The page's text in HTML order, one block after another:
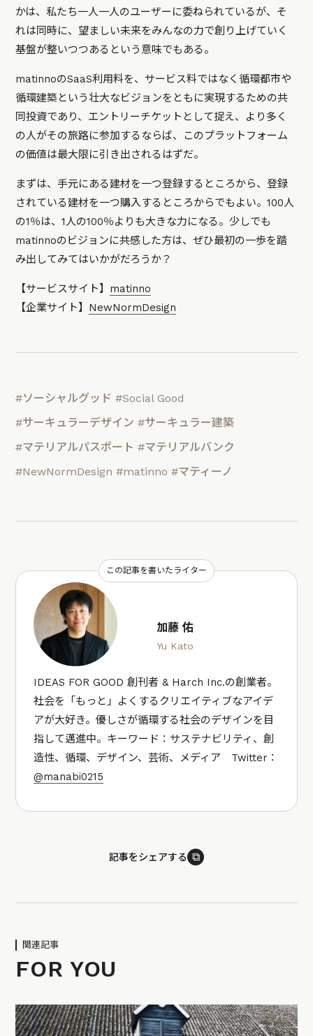
かは、私たち一人一人のユーザーに委ねられているが、そ
れは同時に、望ましい未来をみんなの力で創り上げていく
基盤が整いつつあるという意味でもある。
matinnoのSaaS利用料を、サービス料ではなく循環都市や
循環建築という壮大なビジョンをともに実現するための共
同投資であり、エントリーチケットとして捉え、より多く
の人がその旅路に参加するならば、このプラットフォーム
の価値は最大限に引き出されるはずだ。
まずは、手元にある建材を一つ登録するところから、登録
されている建材を一つ購入するところからでもよい。100人
の1％は、1人の100％よりも大きな力になる。少しでも
matinnoのビジョンに共感した方は、ぜひ最初の一歩を踏
み出してみてはいかがだろうか？
【サービスサイト】 matinno
【企業サイト】 NewNormDesign
#ソーシャルグッド #Social Good
#サーキュラーデザイン #サーキュラー建築
#マテリアルパスポート #マテリアルバンク
#NewNormDesign #matinno #マティーノ
この記事を書いたライター
加藤 佑
Yu Kato
IDEAS FOR GOOD 創刊者 & Harch Inc.の創業者。
社会を「もっと」よくするクリエイティブなアイデ
アが大好き。優しさが循環する社会のデザインを目
指して邁進中。キーワード：サステナビリティ、創
造性、循環、デザイン、芸術、メディア Twitter：
@manabi0215
記事をシェアする ⧉
関連記事
FOR YOU